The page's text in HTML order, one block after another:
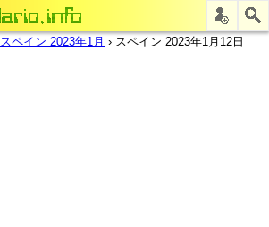
スペイン 2023年1月 › スペイン 2023年1月12日